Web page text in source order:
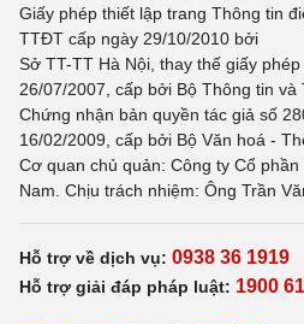
Giấy phép thiết lập trang Thông tin
TTĐT cấp ngày 29/10/2010 bởi
Sở TT-TT Hà Nội, thay thế giấy
26/07/2007, cấp bởi Bộ Thông tin và
Chứng nhận bản quyền tác giả số
16/02/2009, cấp bởi Bộ Văn hoá -
Cơ quan chủ quản: Công ty Cổ
Nam. Chịu trách nhiệm: Ông Trần
Hỗ trợ về dịch vụ: 0938 36 1919
Hỗ trợ giải đáp pháp luật: 1900